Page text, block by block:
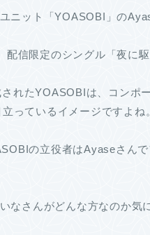
ニット「YOASOBI」の
配信限定のシングル「夜に
れたYOASOBIは、コンポ
っているイメージですよね。
の立役者はAyaseさん
なさんがどんな方なのか気